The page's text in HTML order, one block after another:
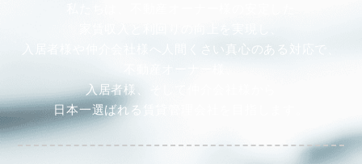
入居者様や仲介会社様へ人間くさい真心のある対応で、
入居者様、そして仲介会社様から
日本一選ばれる賃貸管理会社を目指します。